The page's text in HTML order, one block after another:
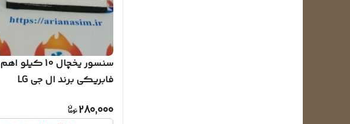
سنسور یخچال 10 کیلو اهم
فابریکی برند ال جی LG
280,000